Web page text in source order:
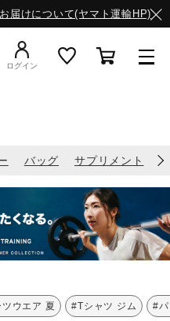
届けについて(ヤマト運輸HP)
ログイン
バッグ サプリメント
ウエア 夏 #Tシャツ ジム #